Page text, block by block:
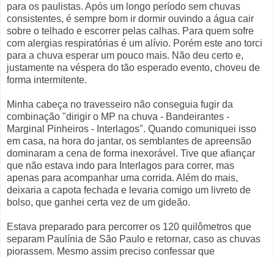
para os paulistas. Após um longo período sem chuvas
consistentes, é sempre bom ir dormir ouvindo a água cair
sobre o telhado e escorrer pelas calhas. Para quem sofre
com alergias respiratórias é um alívio. Porém este ano torci
para a chuva esperar um pouco mais. Não deu certo e,
justamente na véspera do tão esperado evento, choveu de
forma intermitente.
Minha cabeça no travesseiro não conseguia fugir da
combinação "dirigir o MP na chuva - Bandeirantes -
Marginal Pinheiros - Interlagos". Quando comuniquei isso
em casa, na hora do jantar, os semblantes de apreensão
dominaram a cena de forma inexorável. Tive que afiançar
que não estava indo para Interlagos para correr, mas
apenas para acompanhar uma corrida. Além do mais,
deixaria a capota fechada e levaria comigo um livreto de
bolso, que ganhei certa vez de um gideão.
Estava preparado para percorrer os 120 quilômetros que
separam Paulínia de São Paulo e retornar, caso as chuvas
piorassem. Mesmo assim preciso confessar que